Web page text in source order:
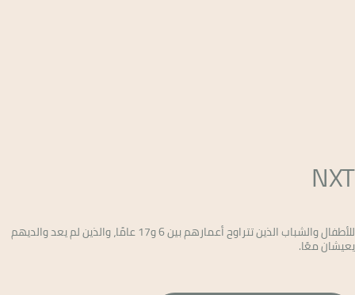
NXT
للأطفال والشباب الذين تتراوح أعمارهم بين 6 و17 عامًا، والذين لم يعد والديهم
يعيشان معًا.